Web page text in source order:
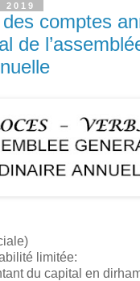
comptes
de
limitée:
du capital en